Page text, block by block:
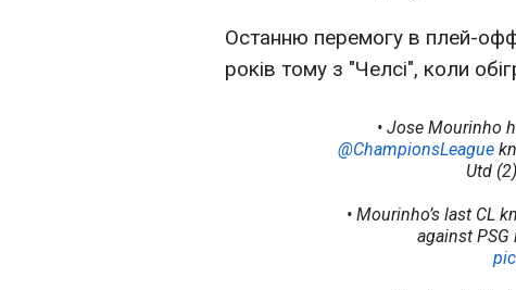
Останню перемогу в плей-офф
років тому з "Челсі", коли
• Jose Mourinho
@ChampionsLeague
Utd
• Mourinho’s last CL
against